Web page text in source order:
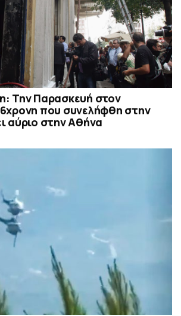
Την Παρασκευή στον
που συνελήφθη στην
αύριο στην Αθήνα